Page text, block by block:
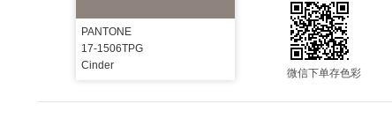
PANTONE
17-1506TPG
Cinder
微信下单存色彩